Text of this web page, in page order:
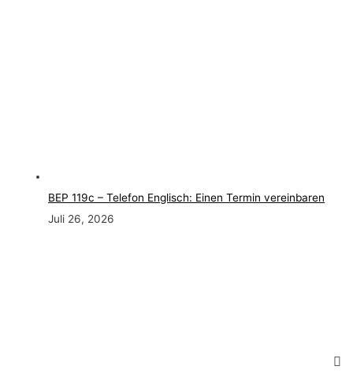
BEP 119c – Telefon Englisch: Einen Termin vereinbaren
Juli 26, 2026